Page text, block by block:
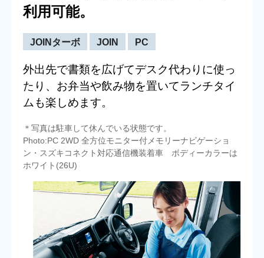
利用可能。
JOINターボ JOIN PC
外出先で書類を広げてデスク代わりに使っ
たり、お弁当や飲み物を置いてランチタイ
ムも楽しめます。
＊写真は駐車して休んでいる状態です。
Photo:PC 2WD 全方位モニター付メモリーナビゲーショ
ン・スズキコネクト対応通信機装着車 ボディーカラーは
ホワイト(26U)